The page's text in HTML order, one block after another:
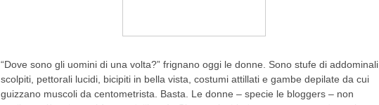
“Dove sono gli uomini di una volta?” frignano oggi le donne. Sono stufe di addominali
scolpiti, pettorali lucidi, bicipiti in bella vista, costumi attillati e gambe depilate da cui
guizzano muscoli da centometrista. Basta. Le donne – specie le bloggers – non